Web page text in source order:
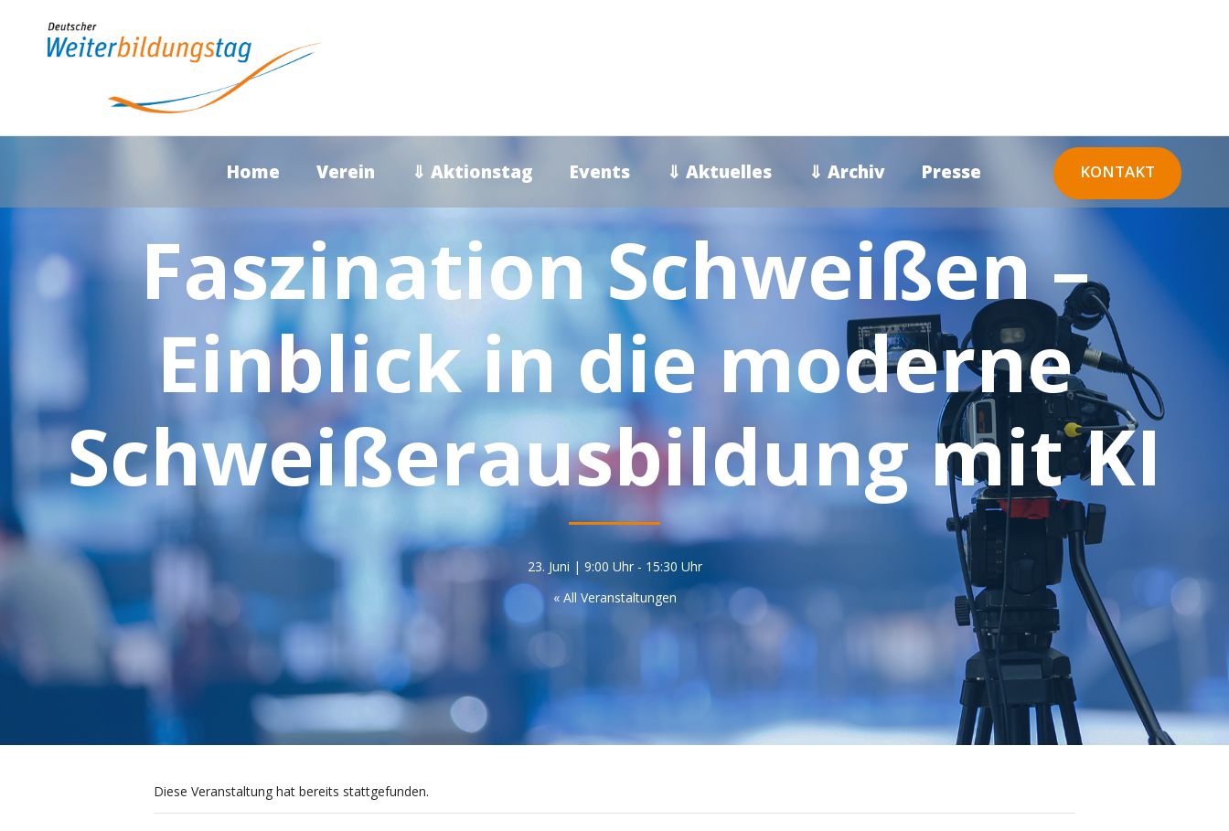
Home Verein ⇓ Aktionstag Events ⇓ Aktuelles ⇓ Archiv Presse KONTAKT
Faszination Schweißen –
Einblick in die moderne
Schweißerausbildung mit KI
23. Juni | 9:00 Uhr- 15:30 Uhr
« All Veranstaltungen
Diese Veranstaltung hat bereits stattgefunden.